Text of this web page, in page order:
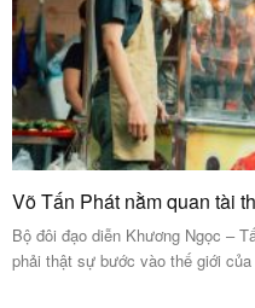
Võ Tấn Phát nằm quan tài
Bộ đôi đạo diễn Khương Ngọc –
phải thật sự bước vào thế giới